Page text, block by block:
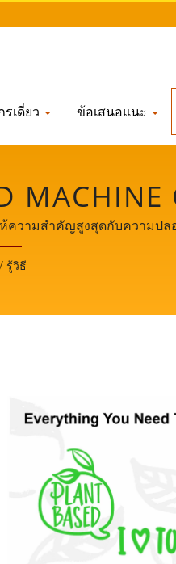
รเดี่ยว ข้อเสนอแนะ
MACHINE
ความสำคัญสูงสุดกับความป
/ รู้วิธี